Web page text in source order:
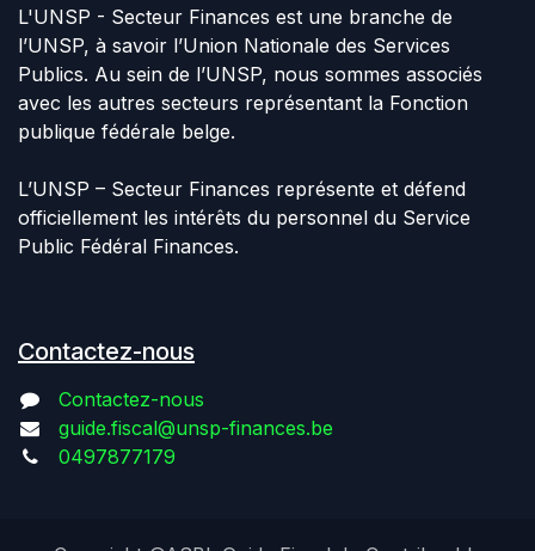
L'UNSP - Secteur Finances est une branche de
l’UNSP, à savoir l’Union Nationale des Services
Publics. Au sein de l’UNSP, nous sommes associés
avec les autres secteurs représentant la Fonction
publique fédérale belge.
L’UNSP – Secteur Finances représente et défend
officiellement les intérêts du personnel du Service
Public Fédéral Finances.
Contactez-nous
Contactez-nous
guide.fiscal@unsp-finances.be
0497877179